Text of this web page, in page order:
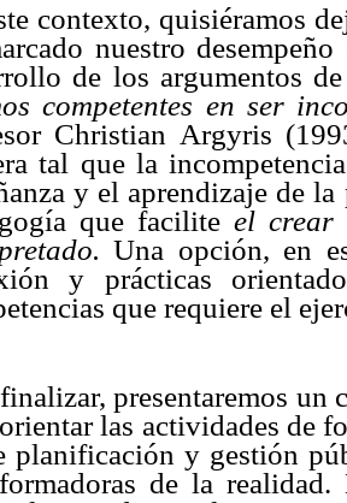
contexto, quisiéramos
nuestro
de los argumentos
competentes en ser
Christian Argyris
tal que la
y el aprendizaje de
que facilite el crear
Una opción, en
y prácticas
que requiere el
presentaremos un
las actividades de
planificación y gestión
de la